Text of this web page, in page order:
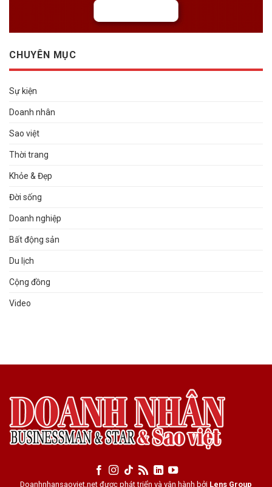
CHUYÊN MỤC
Sự kiện
Doanh nhân
Sao việt
Thời trang
Khỏe & Đẹp
Đời sống
Doanh nghiệp
Bất động sản
Du lịch
Cộng đồng
Video
Doanhnhansaoviet.net được phát triển và vận hành bởi Lens Group